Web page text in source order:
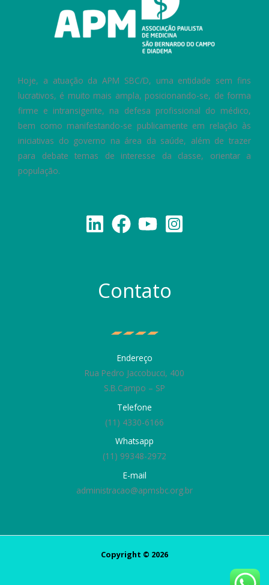
Hoje, a atuação da APM SBC/D, uma entidade sem fins
lucrativos, é muito mais ampla, posicionando-se, de forma
firme e intransigente, na defesa profissional do médico,
bem como manifestando-se publicamente em relação às
iniciativas do governo na área da saúde, além de trazer
para debate temas de interesse da classe, orientar a
população.
Contato
Endereço
Rua Pedro Jaccobucci, 400
S.B.Campo – SP
Telefone
(11) 4330-6166
Whatsapp
(11) 99348-2972
E-mail
administracao@apmsbc.org.br
Copyright © 2026